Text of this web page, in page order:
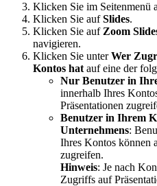
Klicken Sie im Seitenmenü
Klicken Sie aufSlides.
Klicken Sie auf Zoom
navigieren.
Klicken Sie unterWer
Kontos hat auf eine der
Nur Benutzer in
innerhalb Ihres
Präsentationen
Benutzer in Ihrem
Unternehmens:
Ihres Kontos können
zugreifen.
Hinweis: Je nach
Zugriffs auf